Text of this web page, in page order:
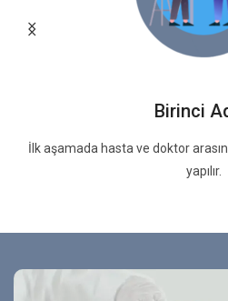
Birinci
İlk aşamada hasta ve doktor
yapılır.